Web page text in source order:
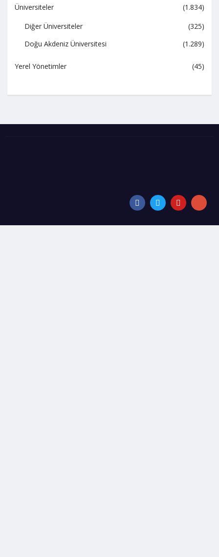
Üniversiteler
(1.834)
Diğer Üniversiteler
(325)
Doğu Akdeniz Üniversitesi
(1.289)
Yerel Yönetimler (45)